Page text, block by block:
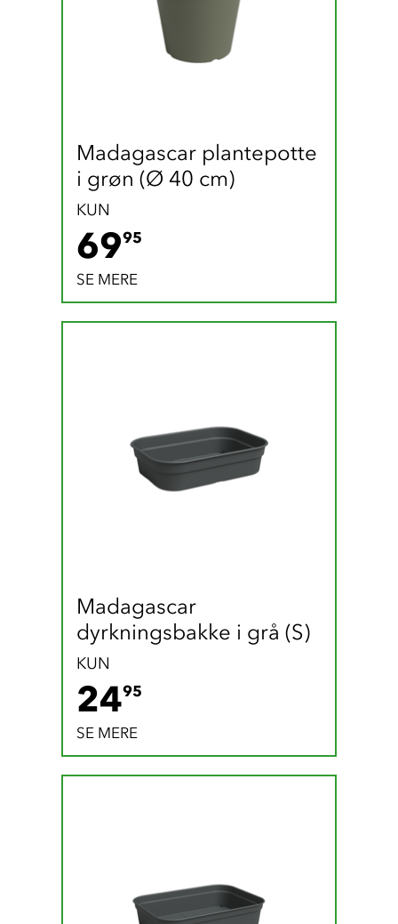
Madagascar plantepotte
i grøn (Ø 40 cm)
KUN
6995
SE MERE
Madagascar
dyrkningsbakke i grå (S)
KUN
2495
SE MERE